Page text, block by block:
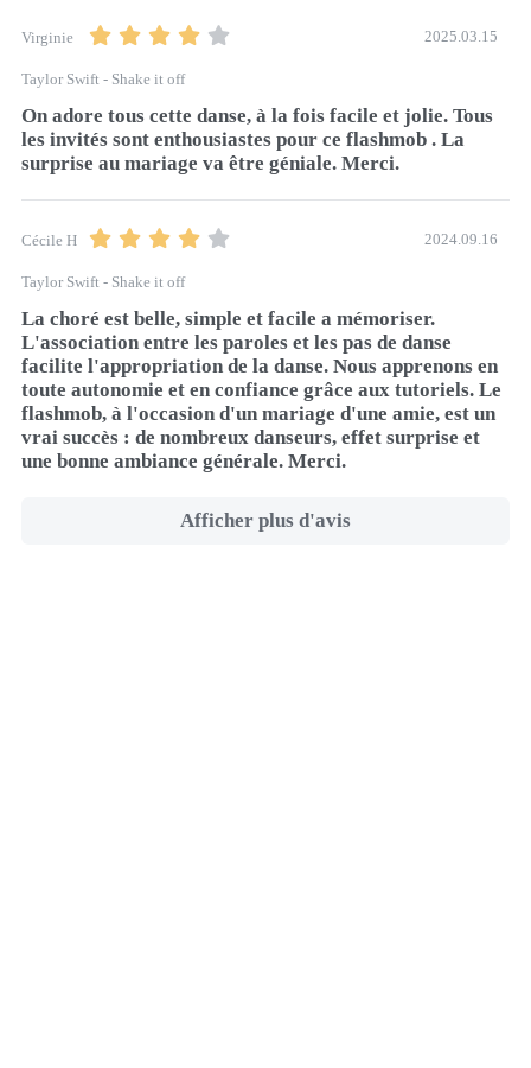
Virginie 2025.03.15
Taylor Swift - Shake it off
On adore tous cette danse, à la fois facile et jolie. Tous
les invités sont enthousiastes pour ce flashmob . La
surprise au mariage va être géniale. Merci.
Cécile H 2024.09.16
Taylor Swift - Shake it off
La choré est belle, simple et facile a mémoriser.
L'association entre les paroles et les pas de danse
facilite l'appropriation de la danse. Nous apprenons en
toute autonomie et en confiance grâce aux tutoriels. Le
flashmob, à l'occasion d'un mariage d'une amie, est un
vrai succès : de nombreux danseurs, effet surprise et
une bonne ambiance générale. Merci.
Afficher plus d'avis